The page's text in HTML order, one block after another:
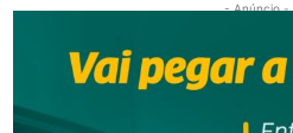
- Anúncio -